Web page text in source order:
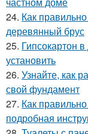
24. Как
деревянный брус
25. Гипсокартон
установить
26. Узнайте, как
свой фундамент
27. Как
подробная